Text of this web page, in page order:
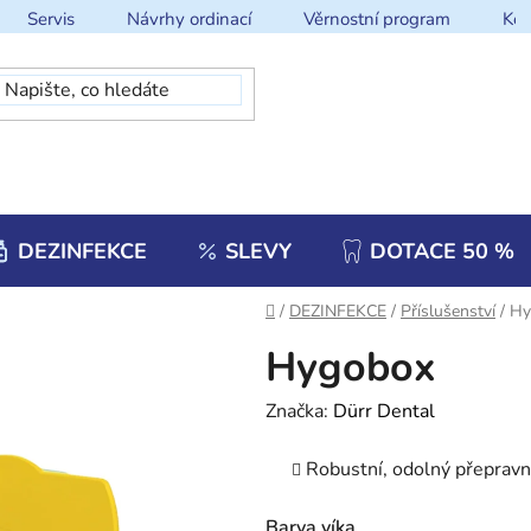
Servis Návrhy ordinací Věrnostní program
DEZINFEKCE SLEVY DOTACE 50 %
Domů
/ DEZINFEKCE / Příslušenství /
Hygobox
Značka: Dürr Dental
Robustní, odolný